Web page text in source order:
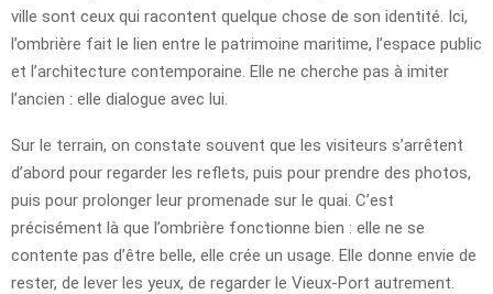
ville sont ceux qui racontent quelque chose de son identité. Ici,
l’ombrière fait le lien entre le patrimoine maritime, l’espace public
et l’architecture contemporaine. Elle ne cherche pas à imiter
l’ancien : elle dialogue avec lui.
Sur le terrain, on constate souvent que les visiteurs s’arrêtent
d’abord pour regarder les reflets, puis pour prendre des photos,
puis pour prolonger leur promenade sur le quai. C’est
précisément là que l’ombrière fonctionne bien : elle ne se
contente pas d’être belle, elle crée un usage. Elle donne envie de
rester, de lever les yeux, de regarder le Vieux-Port autrement.